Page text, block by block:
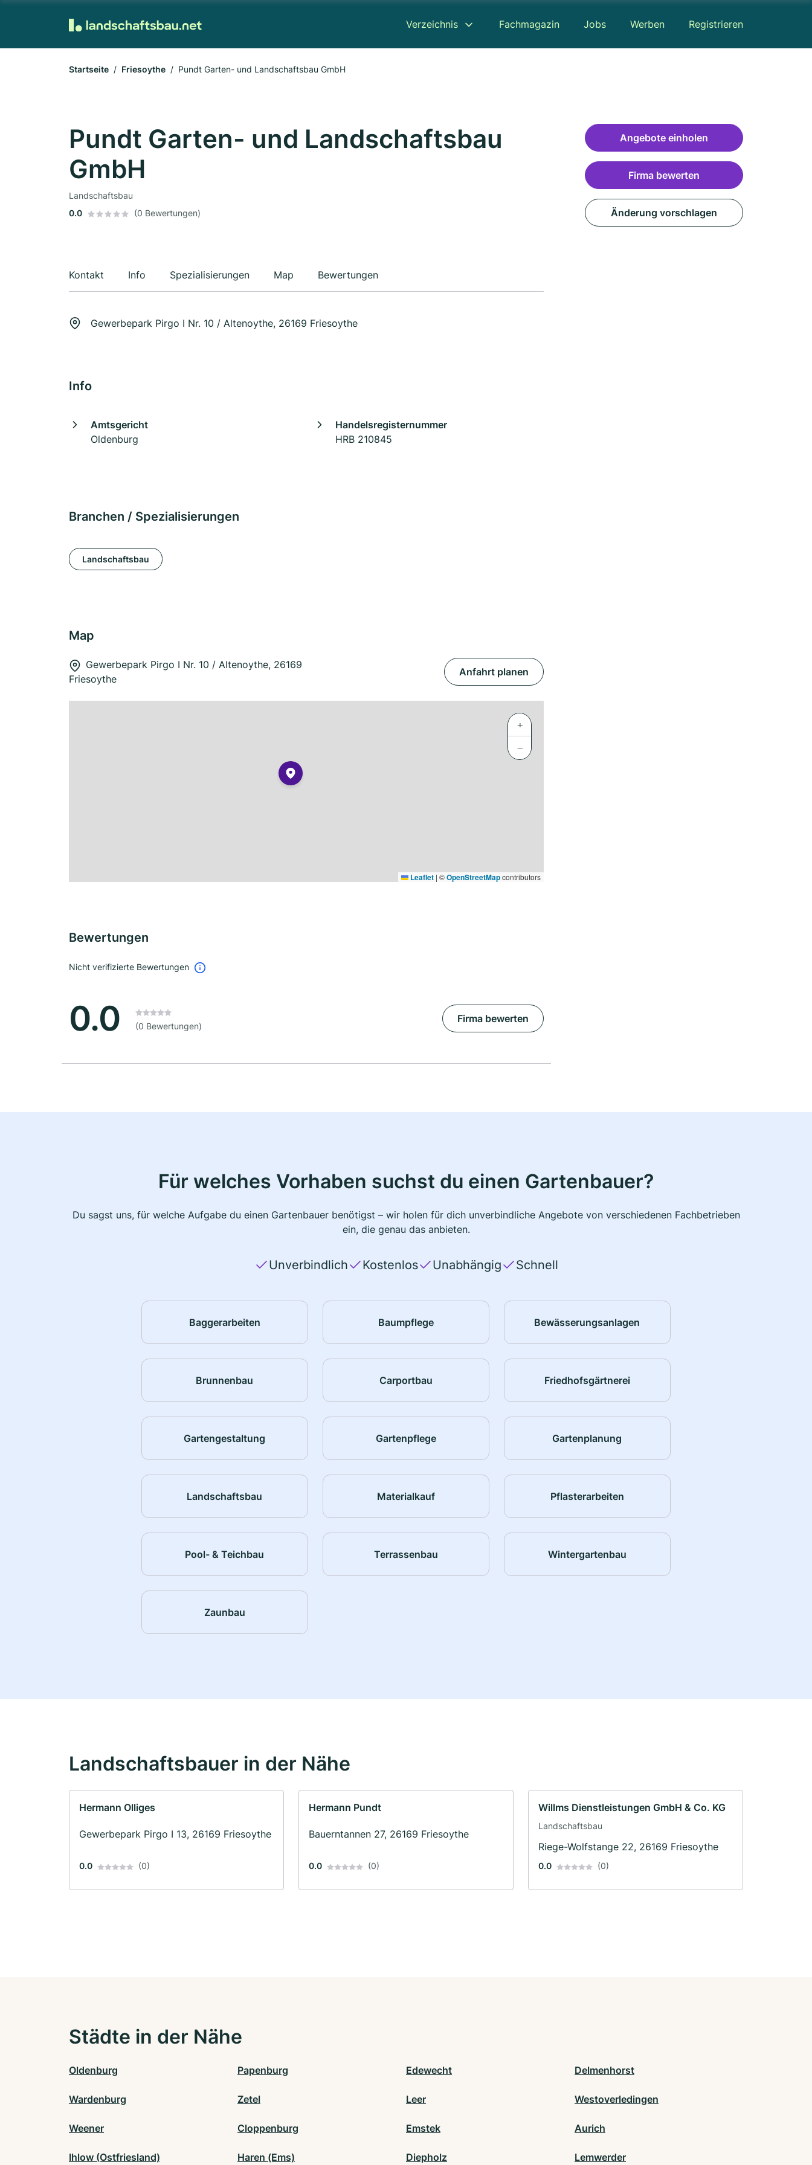
Verzeichnis Fachmagazin Jobs Werben Registrieren
Startseite Friesoythe Pundt Garten- und Landschaftsbau GmbH
Pundt Garten- und Landschaftsbau
GmbH
Landschaftsbau
0.0
(0 Bewertungen)
Kontakt Info Spezialisierungen Map Bewertungen
Gewerbepark Pirgo I Nr. 10 / Altenoythe, 26169 Friesoythe
Info
Amtsgericht
Oldenburg
Handelsregisternummer
HRB 210845
Branchen / Spezialisierungen
Landschaftsbau
Map
Gewerbepark Pirgo I Nr. 10 / Altenoythe, 26169
Friesoythe
Anfahrt planen
+
−
Leaflet | ©OpenStreetMapcontributors
Bewertungen
Nicht verifizierte Bewertungen
0.0 (0 Bewertungen)
Firma bewerten
Angebote einholen
Firma bewerten
Änderung vorschlagen
Für welches Vorhaben suchst du einen Gartenbauer?
Du sagst uns, für welche Aufgabe du einen Gartenbauer benötigst – wir holen für dich unverbindliche Angebote von verschiedenen Fachbetrieben
ein, die genau das anbieten.
Unverbindlich Kostenlos Unabhängig Schnell
Baggerarbeiten Baumpflege Bewässerungsanlagen
Brunnenbau Carportbau Friedhofsgärtnerei
Gartengestaltung Gartenpflege Gartenplanung
Landschaftsbau Materialkauf Pflasterarbeiten
Pool- & Teichbau Terrassenbau Wintergartenbau
Zaunbau
Landschaftsbauer in der Nähe
Hermann Olliges
Gewerbepark Pirgo I 13, 26169 Friesoythe
0.0 (0)
Hermann Pundt
Bauerntannen 27, 26169 Friesoythe
0.0 (0)
Willms Dienstleistungen GmbH & Co. KG
Landschaftsbau
Riege-Wolfstange 22, 26169 Friesoythe
0.0 (0)
Städte in der Nähe
Oldenburg Papenburg Edewecht Delmenhorst
Wardenburg Zetel Leer Westoverledingen
Weener Cloppenburg Emstek Aurich
Ihlow (Ostfriesland) Haren (Ems) Diepholz Lemwerder